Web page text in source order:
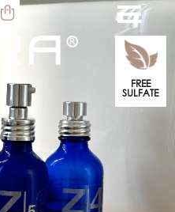
FREE
SULFATE